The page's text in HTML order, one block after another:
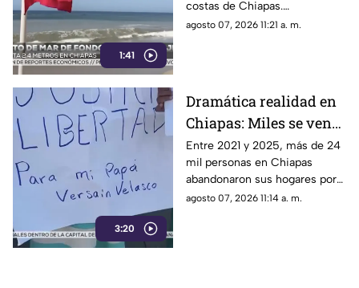
1:41
costas de Chiapas.
Autoridades reportan 9
agosto 07, 2026 11:21 a. m.
3:20
Dramática realidad en
Chiapas: Miles se ven
obligados a huir de sus
comunidades por la
violencia
Entre 2021 y 2025, más de 24
mil personas en Chiapas
abandonaron sus hogares por
la violencia. El Centro de
agosto 07, 2026 11:14 a. m.